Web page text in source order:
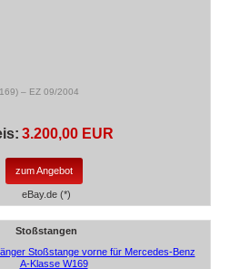
– EZ 09/2004
3.200,00 EUR
zum Angebot
eBay.de (*)
Stoßstangen